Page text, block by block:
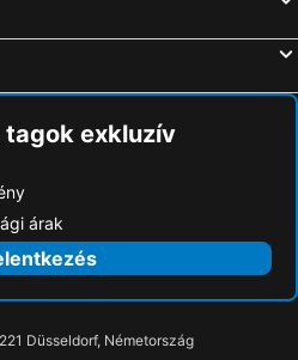
tagok exkluzív
árak
Düsseldorf, Németország